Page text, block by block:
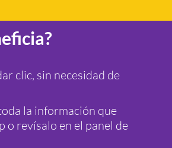
clic, sin necesidad de
la información que
o revísalo en el panel de